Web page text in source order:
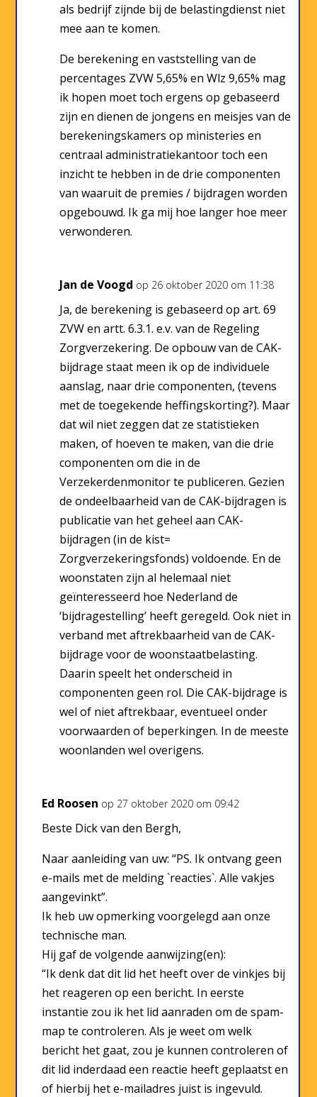
als bedrijf zijnde bij de belastingdienst niet
mee aan te komen.
De berekening en vaststelling van de
percentages ZVW 5,65% en Wlz 9,65% mag
ik hopen moet toch ergens op gebaseerd
zijn en dienen de jongens en meisjes van de
berekeningskamers op ministeries en
centraal administratiekantoor toch een
inzicht te hebben in de drie componenten
van waaruit de premies / bijdragen worden
opgebouwd. Ik ga mij hoe langer hoe meer
verwonderen.
Jan de Voogd op 26 oktober 2020 om 11:38
Ja, de berekening is gebaseerd op art. 69
ZVW en artt. 6.3.1. e.v. van de Regeling
Zorgverzekering. De opbouw van de CAK-
bijdrage staat meen ik op de individuele
aanslag, naar drie componenten, (tevens
met de toegekende heffingskorting?). Maar
dat wil niet zeggen dat ze statistieken
maken, of hoeven te maken, van die drie
componenten om die in de
Verzekerdenmonitor te publiceren. Gezien
de ondeelbaarheid van de CAK-bijdragen is
publicatie van het geheel aan CAK-
bijdragen (in de kist=
Zorgverzekeringsfonds) voldoende. En de
woonstaten zijn al helemaal niet
geïnteresseerd hoe Nederland de
‘bijdragestelling’ heeft geregeld. Ook niet in
verband met aftrekbaarheid van de CAK-
bijdrage voor de woonstaatbelasting.
Daarin speelt het onderscheid in
componenten geen rol. Die CAK-bijdrage is
wel of niet aftrekbaar, eventueel onder
voorwaarden of beperkingen. In de meeste
woonlanden wel overigens.
Ed Roosen op 27 oktober 2020 om 09:42
Beste Dick van den Bergh,
Naar aanleiding van uw: “PS. Ik ontvang geen
e-mails met de melding `reacties`. Alle vakjes
aangevinkt”.
Ik heb uw opmerking voorgelegd aan onze
technische man.
Hij gaf de volgende aanwijzing(en):
“Ik denk dat dit lid het heeft over de vinkjes bij
het reageren op een bericht. In eerste
instantie zou ik het lid aanraden om de spam-
map te controleren. Als je weet om welk
bericht het gaat, zou je kunnen controleren of
dit lid inderdaad een reactie heeft geplaatst en
of hierbij het e-mailadres juist is ingevuld.